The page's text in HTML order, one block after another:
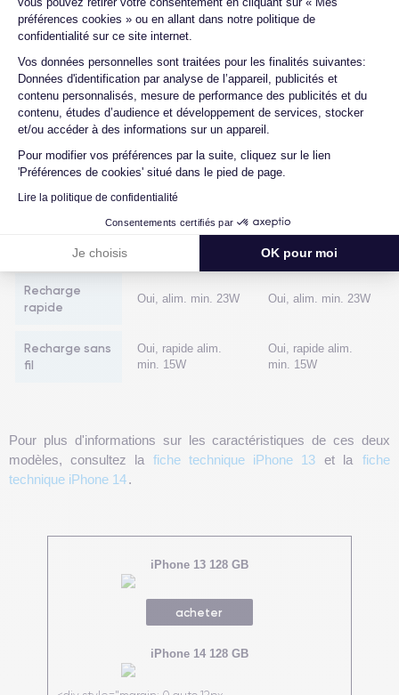
préférences cookies » ou en allant dans notre politique de
confidentialité sur ce site internet.
Vos données personnelles sont traitées pour les finalités suivantes:
Données d'identification par analyse de l’appareil, publicités et
contenu personnalisés, mesure de performance des publicités et du
contenu, études d’audience et développement de services, stocker
et/ou accéder à des informations sur un appareil.
Pour modifier vos préférences par la suite, cliquez sur le lien
'Préférences de cookies' situé dans le pied de page.
Lire la politique de confidentialité
Consentements certifiés par
Je choisis OK pour moi
Axeptio consent
Comparaison batterie iPhone 13 vs iPhone 14
Enfin, explorons un élément crucial pour le choix de votre
nouveau smartphone : la batterie. Ci-dessous, nous examinerons
les capacités des batteries de l'iPhone 13 et de l'iPhone 14 afin de
comprendre les différences et leur importance.
3279 mAh
Recharge
rapide
Oui, alim. min. 23W Oui, alim. min. 23W
Recharge sans
fil
Oui, rapide alim.
min. 15W
Oui, rapide alim.
min. 15W
Pour plus d'informations sur les caractéristiques de ces deux
modèles, consultez la
fiche technique iPhone 13 et la
fiche
technique iPhone 14.
iPhone 13 128 GB
acheter
iPhone 14 128 GB